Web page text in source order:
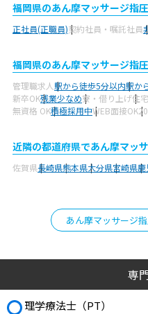
福岡県のあん摩マッサージ指
正社員(正職員)契約社員・嘱託社員
福岡県のあん摩マッサージ指
管理職求人駅から徒歩5分以内駅か
新卒OK残業少なめ寮・借り上げ住
無資格 OK積極採用中WEB面接OK
近隣の都道府県であん摩マッ
佐賀県長崎県熊本県大分県宮崎県
あん摩マッサージ
専
理学療法士（PT）